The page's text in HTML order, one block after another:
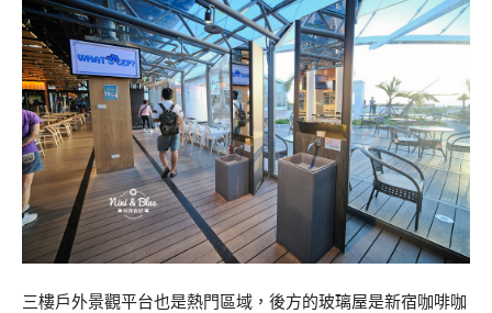
三樓戶外景觀平台也是熱門區域，後方的玻璃屋是新宿咖啡咖